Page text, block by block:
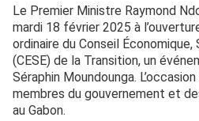
Le Premier Ministre Raymond
mardi 18 février 2025 à
ordinaire du Conseil
(CESE) de la Transition, un
Séraphin Moundounga.
membres du gouvernement et
au Gabon.